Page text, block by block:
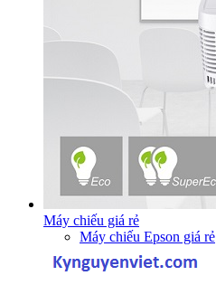
Máy chiếu giá rẻ
Máy chiếu Epson giá rẻ